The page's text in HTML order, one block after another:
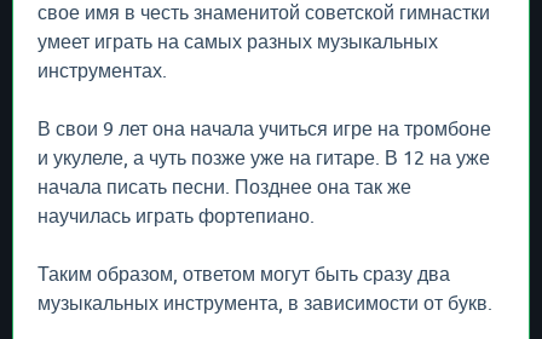
свое имя в честь знаменитой советской гимнастки
умеет играть на самых разных музыкальных
инструментах.
В свои 9 лет она начала учиться игре на тромбоне
и укулеле, а чуть позже уже на гитаре. В 12 на уже
начала писать песни. Позднее она так же
научилась играть фортепиано.
Таким образом, ответом могут быть сразу два
музыкальных инструмента, в зависимости от букв.